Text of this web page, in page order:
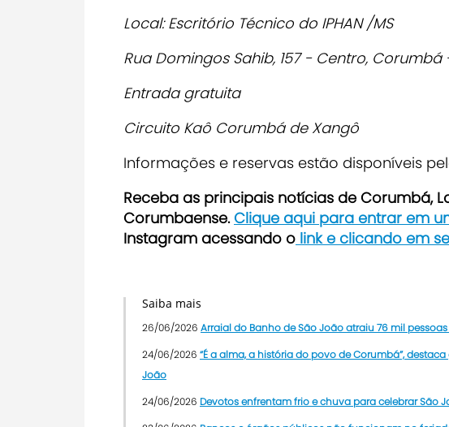
Local: Escritório Técnico do IPHAN /MS
Rua Domingos Sahib, 157 - Centro, Corumbá
Entrada gratuita
Circuito Kaô Corumbá de Xangô
Informações e reservas estão disponíveis
Receba as principais notícias de Corumbá,
Corumbaense.Clique aqui para entrar em
Instagram acessando o link e clicando em
Saiba mais
26/06/2026 Arraial do Banho de São João atraiu 76 mil
24/06/2026 “É a alma, a história do povo de Corumbá”,
João
24/06/2026 Devotos enfrentam frio e chuva para celebrar São